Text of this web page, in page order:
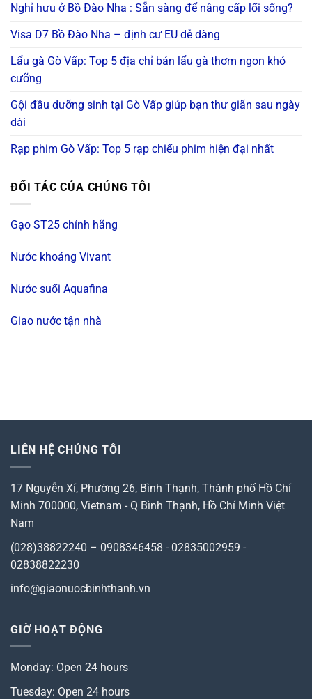
Nghỉ hưu ở Bồ Đào Nha : Sẵn sàng để nâng cấp lối sống?
Visa D7 Bồ Đào Nha – định cư EU dễ dàng
Lẩu gà Gò Vấp: Top 5 địa chỉ bán lẩu gà thơm ngon khó
cưỡng
Gội đầu dưỡng sinh tại Gò Vấp giúp bạn thư giãn sau ngày
dài
Rạp phim Gò Vấp: Top 5 rạp chiếu phim hiện đại nhất
ĐỐI TÁC CỦA CHÚNG TÔI
Gạo ST25 chính hãng
Nước khoáng Vivant
Nước suối Aquafina
Giao nước tận nhà
LIÊN HỆ CHÚNG TÔI
17 Nguyễn Xí, Phường 26, Bình Thạnh, Thành phố Hồ Chí
Minh 700000, Vietnam - Q Bình Thạnh, Hồ Chí Minh Việt
Nam
(028)38822240 – 0908346458 - 02835002959 -
02838822230
info@giaonuocbinhthanh.vn
GIỜ HOẠT ĐỘNG
Monday: Open 24 hours
Tuesday: Open 24 hours